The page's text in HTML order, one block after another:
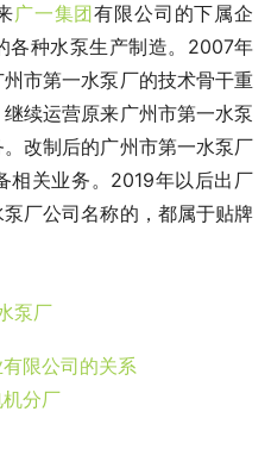
广一集团有限公司的下属企
各种水泵生产制造。2007年
市第一水泵厂的技术骨干重
续运营原来广州市第一水泵
改制后的广州市第一水泵厂
相关业务。2019年以后出厂
厂公司名称的，都属于贴牌
泵厂
限公司的关系
分厂